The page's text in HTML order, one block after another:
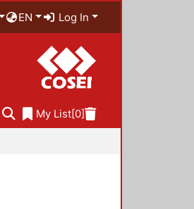
EN Log In
My List[0]